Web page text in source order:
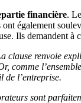
financière.
également
Ils demandent à
clause renvoie
comme
de l’entreprise.
sont